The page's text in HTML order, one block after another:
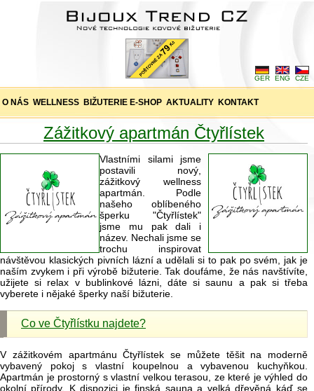
CZE
ENG
GER
O NÁS WELLNESS BIŽUTERIE E-SHOP AKTUALITY KONTAKT
Zážitkový apartmán Čtyřlístek
Vlastními silami jsme
postavili nový,
zážitkový wellness
apartmán. Podle
našeho oblíbeného
šperku "Čtyřlístek"
jsme mu pak dali i
název. Nechali jsme se
trochu inspirovat
návštěvou klasických pivních lázní a udělali si to pak po svém, jak je
naším zvykem i při výrobě bižuterie. Tak doufáme, že nás navštívíte,
užijete si relax v bublinkové lázni, dáte si saunu a pak si třeba
vyberete i nějaké šperky naší bižuterie.
Co ve Čtyřlístku najdete?
V zážitkovém apartmánu Čtyřlístek se můžete těšit na moderně
vybavený pokoj s vlastní koupelnou a vybavenou kuchyňkou.
Apartmán je prostorný s vlastní velkou terasou, ze které je výhled do
okolní přírody. K dispozici je finská sauna a velká dřevěná káď se